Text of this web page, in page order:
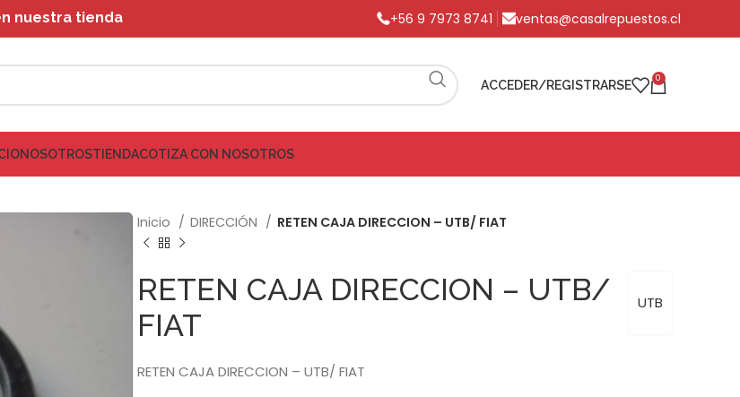
nuestra tienda +56 9 7973 8741 ventas@casalrepuestos.cl
ACCEDER/REGISTRARSE 0
NOSOTROSTIENDACOTIZA CON NOSOTROS
Inicio DIRECCIÓN RETEN CAJA DIRECCION – UTB/ FIAT
UTB
RETEN CAJA DIRECCION – UTB/
FIAT
RETEN CAJA DIRECCION – UTB/ FIAT